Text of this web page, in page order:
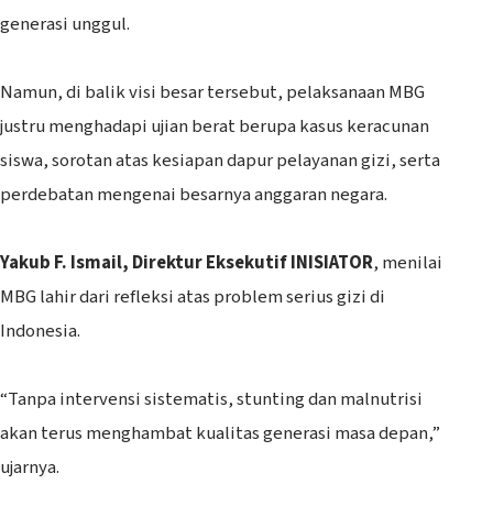
generasi unggul.
‎Namun, di balik visi besar tersebut, pelaksanaan MBG
justru menghadapi ujian berat berupa kasus keracunan
siswa, sorotan atas kesiapan dapur pelayanan gizi, serta
perdebatan mengenai besarnya anggaran negara.
Yakub F. Ismail, Direktur Eksekutif INISIATOR, menilai
MBG lahir dari refleksi atas problem serius gizi di
Indonesia.
‎“Tanpa intervensi sistematis, stunting dan malnutrisi
akan terus menghambat kualitas generasi masa depan,”
ujarnya.